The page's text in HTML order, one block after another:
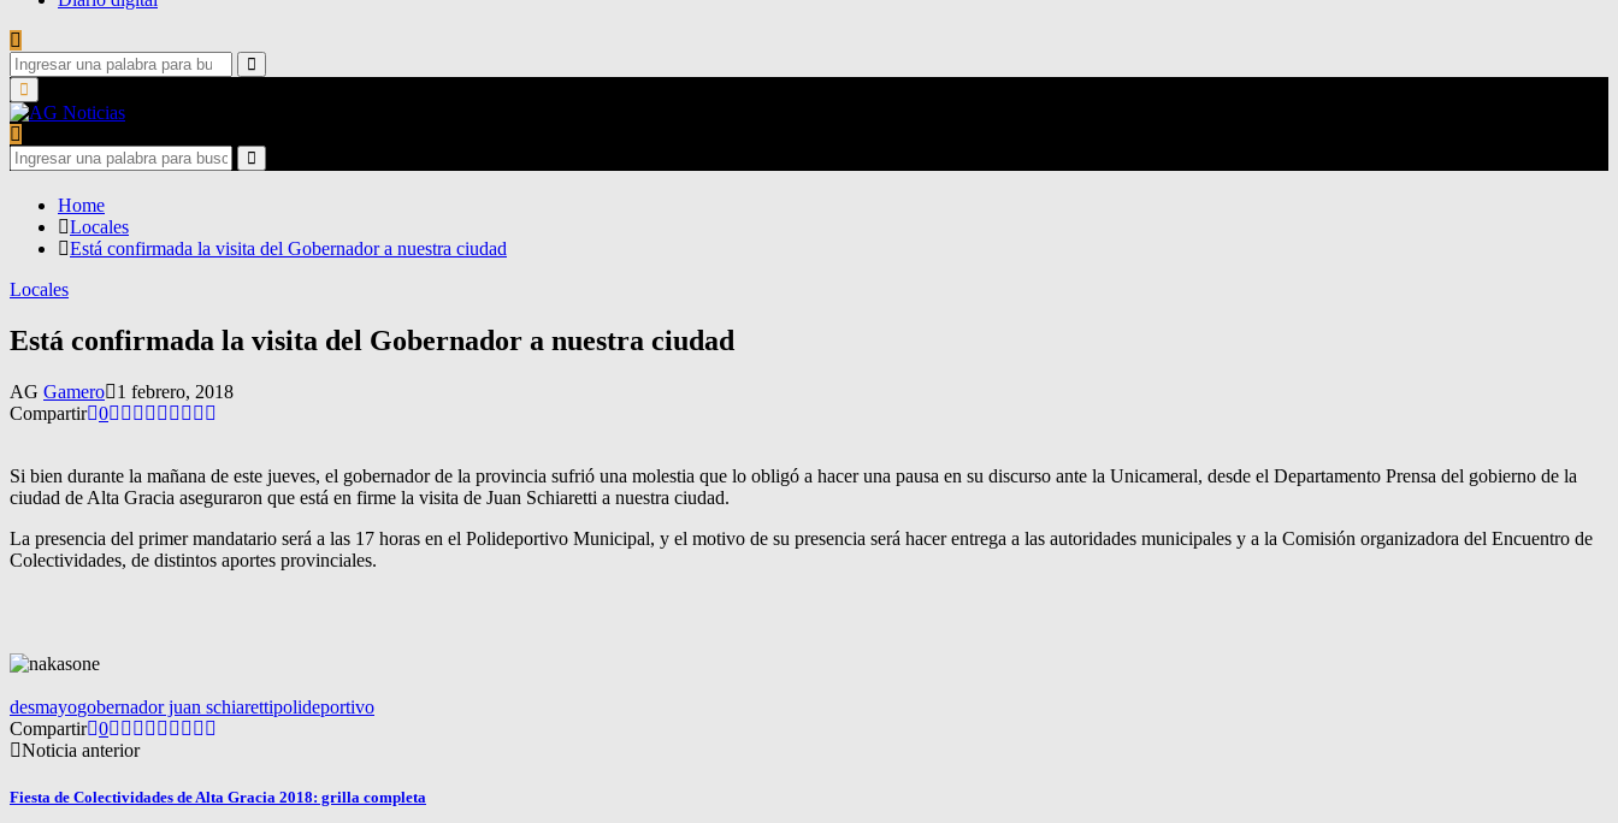
Search
for:
Search
Primary
Menu
Search
for:
Search
Home
Locales
Está confirmada la visita del Gobernador a nuestra ciudad
Locales
Está confirmada la visita del Gobernador a nuestra ciudad
AG Gamero
1 febrero, 2018
Compartir 0
Si bien durante la mañana de este jueves, el gobernador de la provincia sufrió una molestia que lo obligó a hacer una pausa en su discurso ante la Unicameral, desde el Departamento Prensa del gobierno de la
ciudad de Alta Gracia aseguraron que está en firme la visita de Juan Schiaretti a nuestra ciudad.
La presencia del primer mandatario será a las 17 horas en el Polideportivo Municipal, y el motivo de su presencia será hacer entrega a las autoridades municipales y a la Comisión organizadora del Encuentro de
Colectividades, de distintos aportes provinciales.
desmayogobernador juan schiarettipolideportivo
Compartir 0
Noticia anterior
Fiesta de Colectividades de Alta Gracia 2018: grilla completa